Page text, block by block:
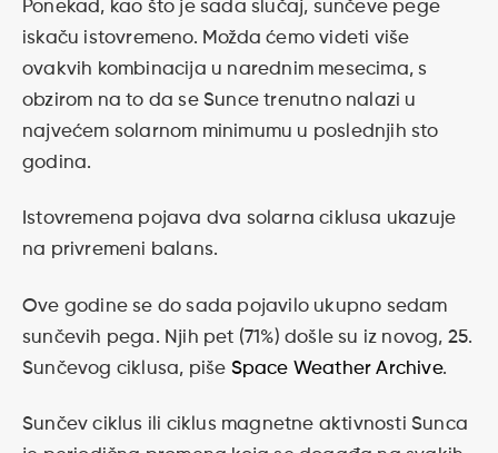
Ponekad, kao što je sada slučaj, sunčeve pege
iskaču istovremeno. Možda ćemo videti više
ovakvih kombinacija u narednim mesecima, s
obzirom na to da se Sunce trenutno nalazi u
najvećem solarnom minimumu u poslednjih sto
godina.
Istovremena pojava dva solarna ciklusa ukazuje
na privremeni balans.
Ove godine se do sada pojavilo ukupno sedam
sunčevih pega. Njih pet (71%) došle su iz novog, 25.
Sunčevog ciklusa, piše Space Weather Archive.
Sunčev ciklus ili ciklus magnetne aktivnosti Sunca